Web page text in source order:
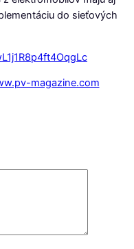
do sieťových
magazine.com